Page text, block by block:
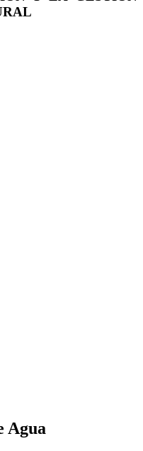
Agua